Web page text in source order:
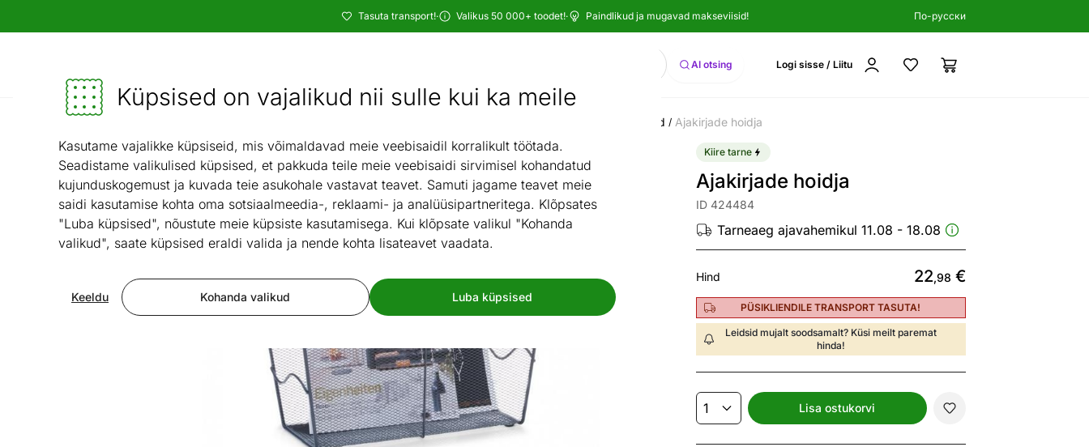
Küpsised on vajalikud nii sulle kui ka meile
Kasutame vajalikke küpsiseid, mis võimaldavad meie veebisaidil korralikult töötada.
Seadistame valikulised küpsised, et pakkuda teile meie veebisaidi sirvimisel kohandatud
kujunduskogemust ja kuvada teie asukohale vastavat teavet. Samuti jagame teavet meie
saidi kasutamise kohta oma sotsiaalmeedia-, reklaami- ja analüüsipartneritega. Klõpsates
"Luba küpsised", nõustute meie küpsiste kasutamisega. Kui klõpsate valikul "Kohanda
valikud", saate küpsised eraldi valida ja nende kohta lisateavet vaadata.
Kohanda valikud Luba küpsised
Keeldu
Tasuta transport!· Valikus 50 000+ toodet!· Paindlikud ja mugavad makseviisid! По-русски
Mööbel ja sisustus - ON24
Otsi AI otsing Logi sisse / Liitu
Kontoritarbed / Ajakirjade hoidja
Kiire tarne
Ajakirjade hoidja
ID 424484
Tarneaeg ajavahemikul 11.08 - 18.08
Hind 22,98 €
PÜSIKLIENDILE TRANSPORT TASUTA!
Leidsid mujalt soodsamalt? Küsi meilt paremat
hinda!
Lisa ostukorvi